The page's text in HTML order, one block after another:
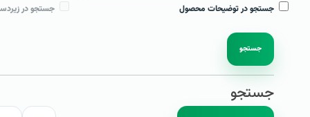
جستجو در توضیحات محصول جستجو در
جستجو
جستجو